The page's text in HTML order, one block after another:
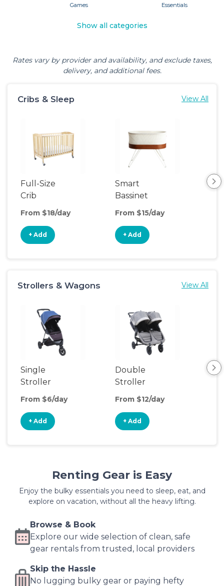
Games
Essentials
Show all categories
Rates vary by provider and availability, and exclude taxes,
delivery, and additional fees.
Cribs & Sleep View All
Full-Size
Crib
From $18/day
+ Add
Smart
Bassinet
From $15/day
+ Add
Strollers & Wagons View All
Single
Stroller
From $6/day
+ Add
Double
Stroller
From $12/day
+ Add
Renting Gear is Easy
Enjoy the bulky essentials you need to sleep, eat, and
explore on vacation, without all the heavy lifting.
Browse & Book
Explore our wide selection of clean, safe
gear rentals from trusted, local providers
Skip the Hassle
No lugging bulky gear or paying hefty